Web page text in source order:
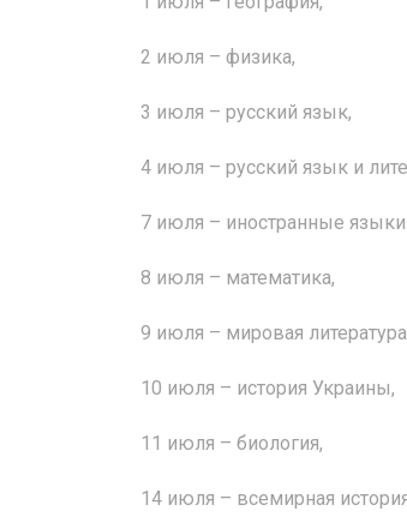
2 июля – физика,
3 июля – русский язык,
4 июля – русский язык и
7 июля – иностранные языки
8 июля – математика,
9 июля – мировая
10 июля – история Украины,
11 июля – биология,
14 июля – всемирная